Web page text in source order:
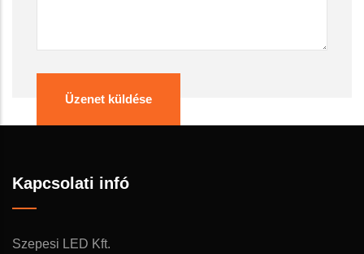
Kapcsolati infó
Szepesi LED Kft.